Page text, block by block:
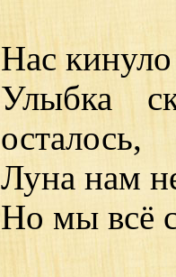
Нас
Улыбка
осталось,
Луна нам
Но мы всё